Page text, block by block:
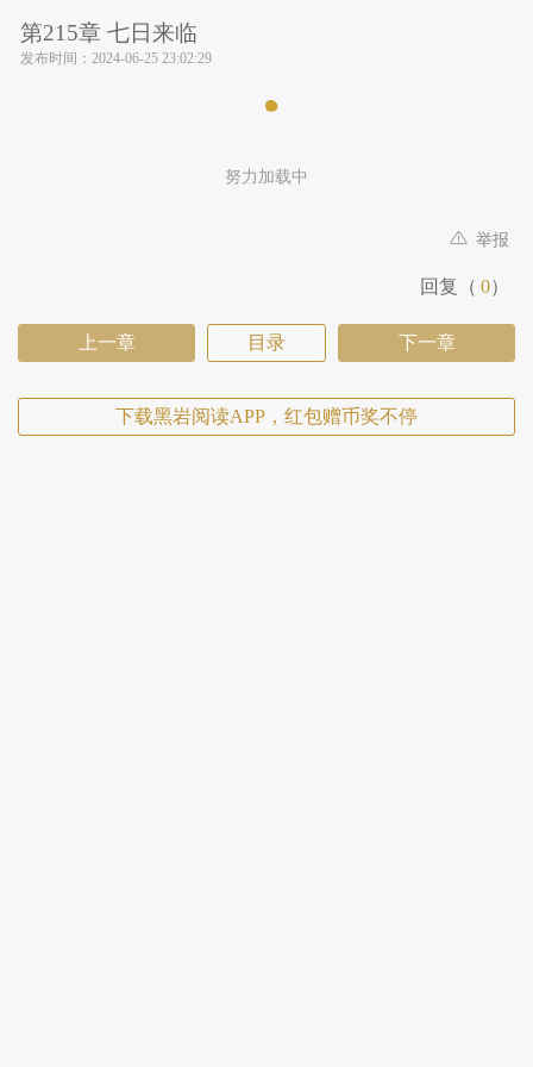
第215章 七日来临
发布时间： 2024-06-25 23:02:29
努力加载中
举报
回复（ 0）
上一章 目录 下一章
下载黑岩阅读APP，红包赠币奖不停